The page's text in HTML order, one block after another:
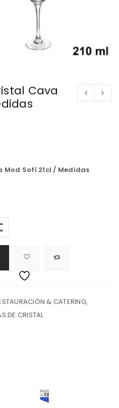
Cava
Mod Sofí 21cl / Medidas
& CATERING,
DE CRISTAL